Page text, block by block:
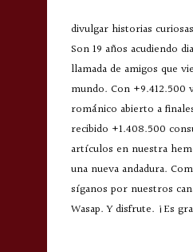
divulgar historias
Son 19 años acudiendo
llamada de amigos que
mundo. Con +9.412.500
románico abierto a
recibido +1.408.500
artículos en nuestra
una nueva andadura.
síganos por nuestros
Wasap. Y disfrute. ¡Es